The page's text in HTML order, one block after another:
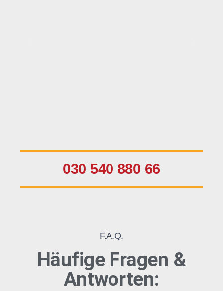
030 540 880 66
F.A.Q.
Häufige Fragen &
Antworten: